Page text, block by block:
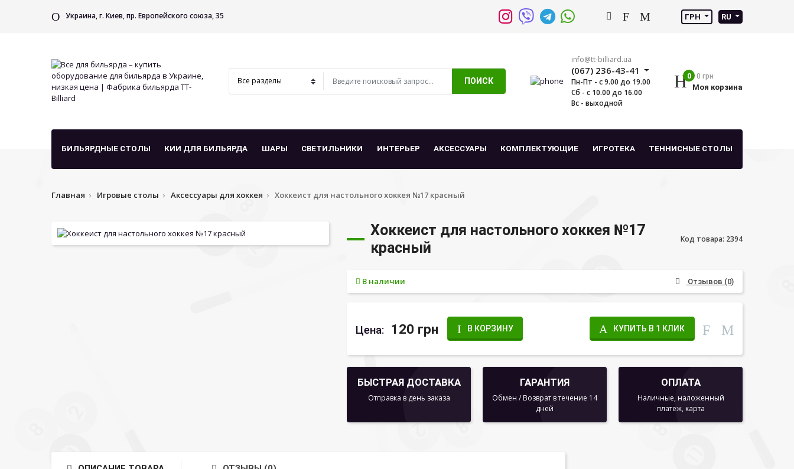
Украина, г. Киев, пр. Европейского союза, 35 ГРН RU
ПОИСК
info@tt-billiard.ua
(067) 236-43-41
Пн-Пт - с 9.00 до 19.00
Сб - с 10.00 до 16.00
Вс - выходной
0 0 грн
Моя корзина
БИЛЬЯРДНЫЕ СТОЛЫ КИИ ДЛЯ БИЛЬЯРДА ШАРЫ СВЕТИЛЬНИКИ ИНТЕРЬЕР АКСЕССУАРЫ КОМПЛЕКТУЮЩИЕ ИГРОТЕКА ТЕННИСНЫЕ СТОЛЫ
Главная Игровые столы Аксессуары для хоккея Хоккеист для настольного хоккея №17 красный
Хоккеист для настольного хоккея №17
красный
Код товара: 2394
В наличии Отзывов (0)
Цена: 120 грн В КОРЗИНУ КУПИТЬ В 1 КЛИК
БЫСТРАЯ ДОСТАВКА
Отправка в день заказа
ГАРАНТИЯ
Обмен / Возврат в течение 14
дней
ОПЛАТА
Наличные, наложенный
платеж, карта